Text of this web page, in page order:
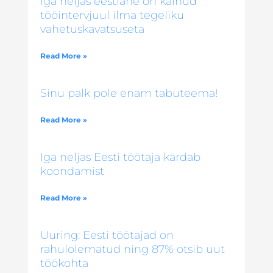
tööintervjuul ilma tegeliku
vahetuskavatsuseta
Read More »
Sinu palk pole enam tabuteema!
Read More »
Iga neljas Eesti töötaja kardab
koondamist
Read More »
Uuring: Eesti töötajad on
rahulolematud ning 87% otsib uut
töökohta